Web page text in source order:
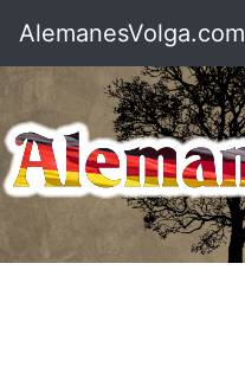
AlemanesVolga.com